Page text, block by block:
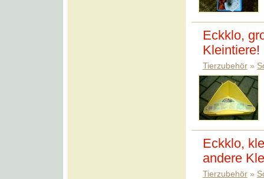
Eckklo,
Kleintiere!
Tierzubehör»
Eckklo,
andere
Tierzubehör»